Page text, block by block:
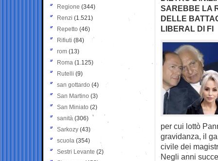
SAREBBE LA
DELLE
LIBERAL DI FI
per cui lottò
gravidanza, il
civile dei
Negli anni
Regione (344)
Renzi (1.521)
Repetto (46)
Rifiuti (84)
rom (13)
Roma (1.125)
Rutelli (9)
san gottardo (4)
San Martino (3)
San Miniato (2)
sanità (306)
Sarkozy (43)
scuola (354)
Sestri Levante (2)